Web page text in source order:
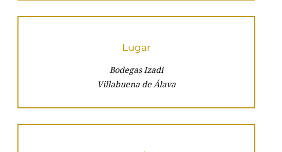
Lugar
Bodegas Izadi
Villabuena de Álava